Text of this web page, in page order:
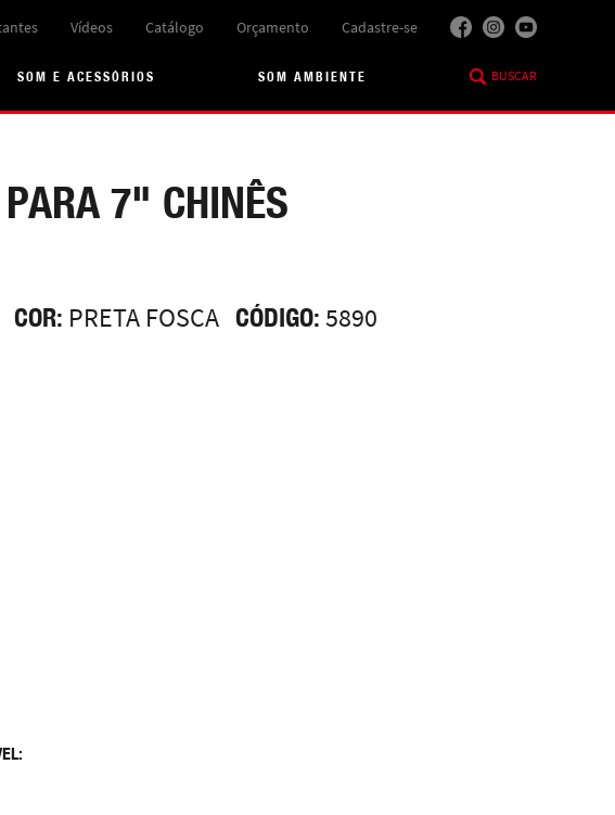
Vídeos Catálogo Orçamento Cadastre-se
SOM E ACESSÓRIOS SOM AMBIENTE BUSCAR
7" CHINÊS
COR: PRETA FOSCA CÓDIGO: 5890